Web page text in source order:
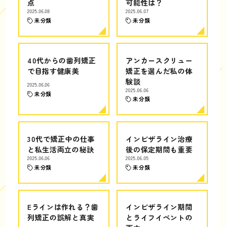
点
2025.06.08
未分類
可能性は？
2025.06.07
未分類
40代からの歯列矯正
で目指す健康美
2025.06.06
未分類
アンカースクリュー
矯正を選んだ私の体
験談
2025.06.06
未分類
30代で矯正中の仕事
と私生活両立の秘訣
2025.06.06
未分類
インビザライン治療
後の保定期間も重要
2025.06.05
未分類
Eラインは作れる？歯
列矯正の誤解と真実
インビザライン期間
とライフイベントの